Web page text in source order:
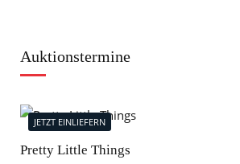
Auktionstermine
JETZT EINLIEFERN
Pretty Little Things